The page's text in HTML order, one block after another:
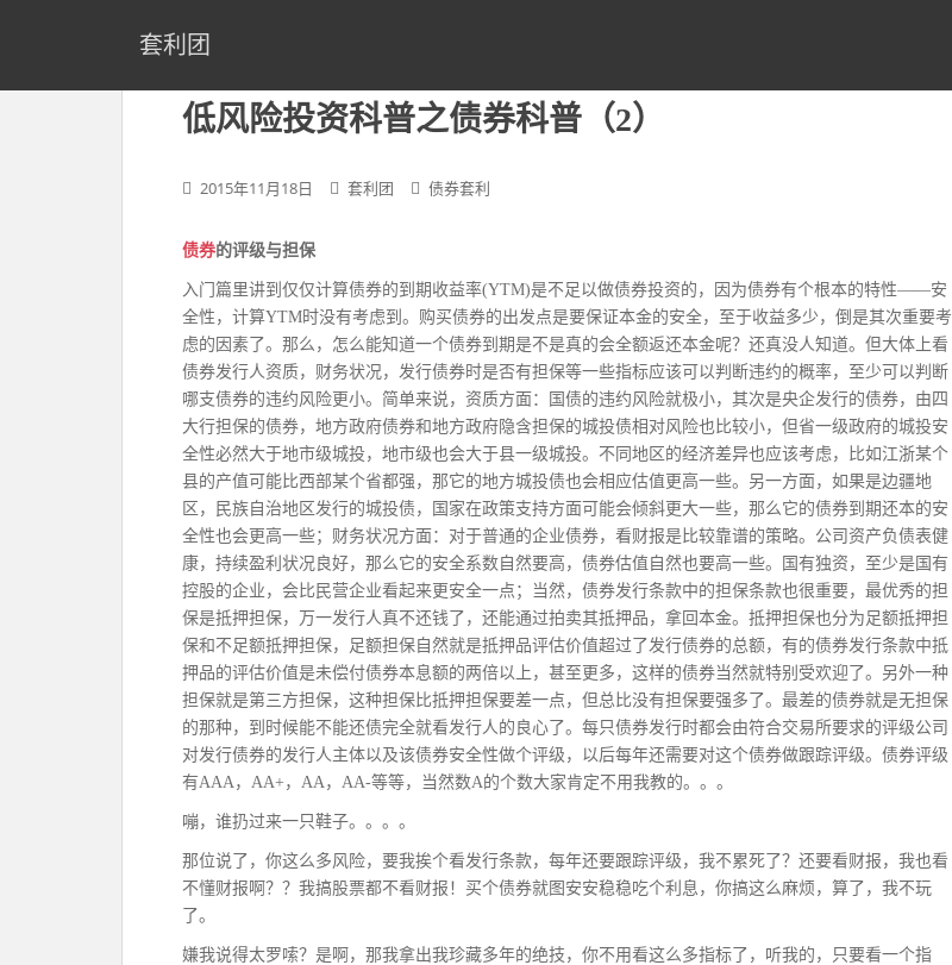
p
套利团
低风险投资科普之债券科普（2）
2015年11月18日 套利团 债券套利
债券的评级与担保
入门篇里讲到仅仅计算债券的到期收益率(YTM)是不足以做债券投资的，因为债券有个根本的特性——安
全性，计算YTM时没有考虑到。购买债券的出发点是要保证本金的安全，至于收益多少，倒是其次重要考
虑的因素了。那么，怎么能知道一个债券到期是不是真的会全额返还本金呢？还真没人知道。但大体上看
债券发行人资质，财务状况，发行债券时是否有担保等一些指标应该可以判断违约的概率，至少可以判断
哪支债券的违约风险更小。简单来说，资质方面：国债的违约风险就极小，其次是央企发行的债券，由四
大行担保的债券，地方政府债券和地方政府隐含担保的城投债相对风险也比较小，但省一级政府的城投安
全性必然大于地市级城投，地市级也会大于县一级城投。不同地区的经济差异也应该考虑，比如江浙某个
县的产值可能比西部某个省都强，那它的地方城投债也会相应估值更高一些。另一方面，如果是边疆地
区，民族自治地区发行的城投债，国家在政策支持方面可能会倾斜更大一些，那么它的债券到期还本的安
全性也会更高一些；财务状况方面：对于普通的企业债券，看财报是比较靠谱的策略。公司资产负债表健
康，持续盈利状况良好，那么它的安全系数自然要高，债券估值自然也要高一些。国有独资，至少是国有
控股的企业，会比民营企业看起来更安全一点；当然，债券发行条款中的担保条款也很重要，最优秀的担
保是抵押担保，万一发行人真不还钱了，还能通过拍卖其抵押品，拿回本金。抵押担保也分为足额抵押担
保和不足额抵押担保，足额担保自然就是抵押品评估价值超过了发行债券的总额，有的债券发行条款中抵
押品的评估价值是未偿付债券本息额的两倍以上，甚至更多，这样的债券当然就特别受欢迎了。另外一种
担保就是第三方担保，这种担保比抵押担保要差一点，但总比没有担保要强多了。最差的债券就是无担保
的那种，到时候能不能还债完全就看发行人的良心了。每只债券发行时都会由符合交易所要求的评级公司
对发行债券的发行人主体以及该债券安全性做个评级，以后每年还需要对这个债券做跟踪评级。债券评级
有AAA，AA+，AA，AA-等等，当然数A的个数大家肯定不用我教的。。。
嘣，谁扔过来一只鞋子。。。。
那位说了，你这么多风险，要我挨个看发行条款，每年还要跟踪评级，我不累死了？还要看财报，我也看
不懂财报啊？？我搞股票都不看财报！买个债券就图安安稳稳吃个利息，你搞这么麻烦，算了，我不玩
了。
嫌我说得太罗嗦？是啊，那我拿出我珍藏多年的绝技，你不用看这么多指标了，听我的，只要看一个指